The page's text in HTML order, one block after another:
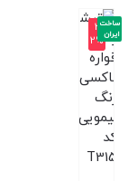
-3
2%
ساخت
ایران